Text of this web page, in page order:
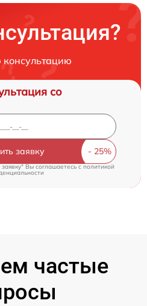
со
заявку
Вы соглашаетесь c политикой
частые